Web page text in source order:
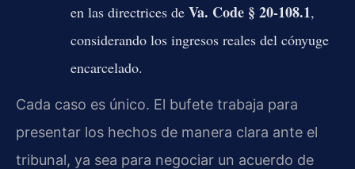
en las directrices de Va. Code § 20-108.1,
considerando los ingresos reales del cónyuge
encarcelado.
Cada caso es único. El bufete trabaja para
presentar los hechos de manera clara ante el
tribunal, ya sea para negociar un acuerdo de